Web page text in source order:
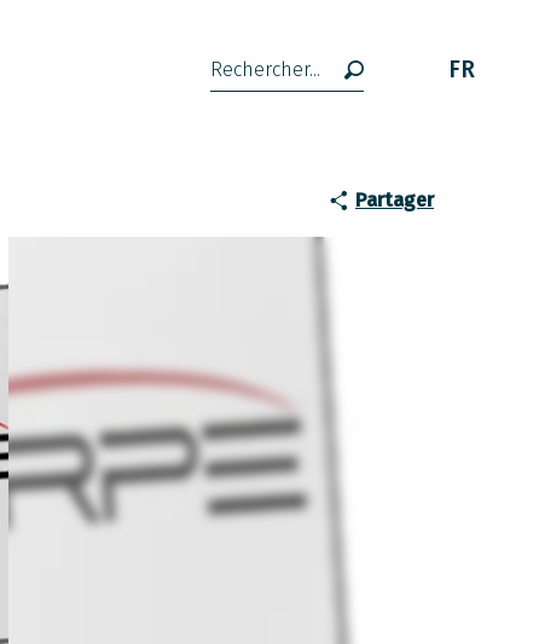
Recherche FR
Partager